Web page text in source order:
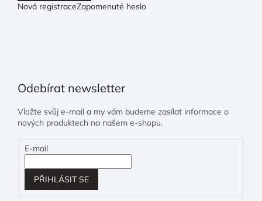
Nová registraceZapomenuté heslo
Odebírat newsletter
Vložte svůj e-mail a my vám budeme zasílat informace o
nových produktech na našem e-shopu.
E-mail
PŘIHLÁSIT SE